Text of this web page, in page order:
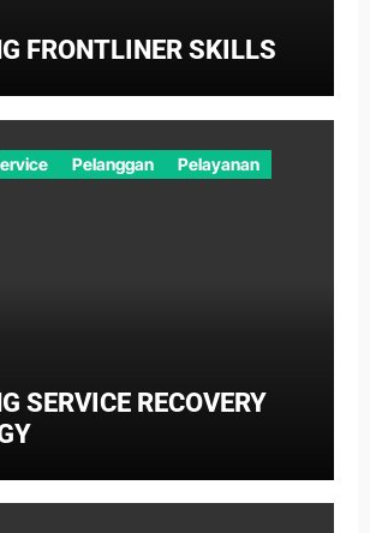
FRONTLINER SKILLS
Pelanggan Pelayanan
SERVICE RECOVERY